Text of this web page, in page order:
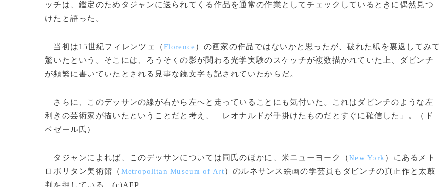
ッチは、鑑定のためタジャンに送られてくる作品を通常の作業としてチェックしているときに偶然見つ
けたと語った。
当初は15世紀フィレンツェ（Florence ）の画家の作品ではないかと思ったが、破れた紙を裏返してみて
驚いたという。そこには、ろうそくの影が関わる光学実験のスケッチが複数描かれていた上、ダビンチ
が頻繁に書いていたとされる見事な鏡文字も記されていたからだ。
さらに、このデッサンの線が右から左へと走っていることにも気付いた。これはダビンチのような左
利きの芸術家が描いたということだと考え、「レオナルドが手掛けたものだとすぐに確信した」。（ド
ベゼール氏）
タジャンによれば、このデッサンについては同氏のほかに、米ニューヨーク（New York ）にあるメト
ロポリタン美術館（ Metropolitan Museum of Art）のルネサンス絵画の学芸員もダビンチの真正作と太鼓
判を押している。(c)AFP